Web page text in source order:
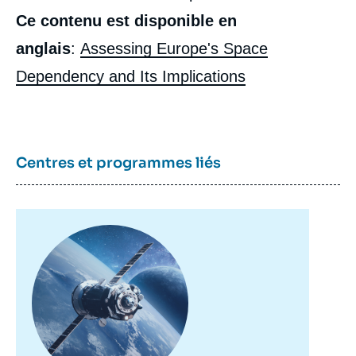
Ce contenu est disponible en
anglais: Assessing Europe's Space
Dependency and Its Implications
Centres et programmes liés
principale
Image
de
couverture
de
la
publication